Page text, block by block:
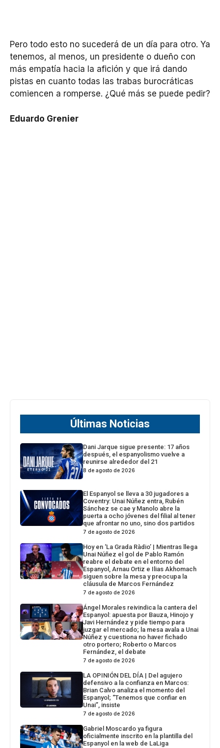
Pero todo esto no sucederá de un día para otro. Ya
tenemos, al menos, un presidente o dueño con
más empatía hacia la afición y que irá dando
pistas en cuanto todas las trabas burocráticas
comiencen a romperse. ¿Qué más se puede pedir?
Eduardo Grenier
Últimas Noticias
Dani Jarque sigue presente: 17 años
después, el espanyolismo vuelve a
reunirse alrededor del 21
8 de agosto de 2026
El Espanyol se lleva a 30 jugadores a
Coventry: Unai Núñez entra, Rubén
Sánchez se cae y Manolo abre la
puerta a ocho jóvenes del filial al tener
que afrontar no uno, sino dos partidos
7 de agosto de 2026
Hoy en ‘La Grada Ràdio’ | Mientras llega
Unai Núñez el gol de Pablo Ramón
reabre el debate en el entorno del
Espanyol, Arnau Ortiz e Ilias Akhomach
siguen sobre la mesa y preocupa la
cláusula de Marcos Fernández
7 de agosto de 2026
Ángel Morales reivindica la cantera del
Espanyol: apuesta por Bauza, Hinojo y
Javi Hernández y pide tiempo para
juzgar el mercado; la mesa avala a Unai
Núñez y cuestiona no haver fichado
otro portero; Roberto o Marcos
Fernández, el debate
7 de agosto de 2026
LA OPINIÓN DEL DÍA | Del agujero
defensivo a la confianza en Marcos:
Brian Calvo analiza el momento del
Espanyol; “Tenemos que confiar en
Unai”, insiste
7 de agosto de 2026
Gabriel Moscardo ya figura
oficialmente inscrito en la plantilla del
Espanyol en la web de LaLiga